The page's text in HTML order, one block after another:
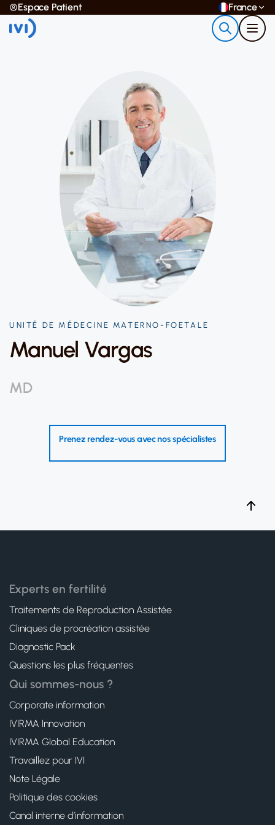
Espace Patient France
UNITÉ DE MÉDECINE MATERNO-FOETALE
Manuel Vargas
MD
Prenez rendez-vous avec nos spécialistes
Experts en fertilité
Traitements de Reproduction Assistée
Cliniques de procréation assistée
Diagnostic Pack
Questions les plus fréquentes
Qui sommes-nous ?
Corporate information
IVIRMA Innovation
IVIRMA Global Education
Travaillez pour IVI
Note Légale
Politique des cookies
Canal interne d’information